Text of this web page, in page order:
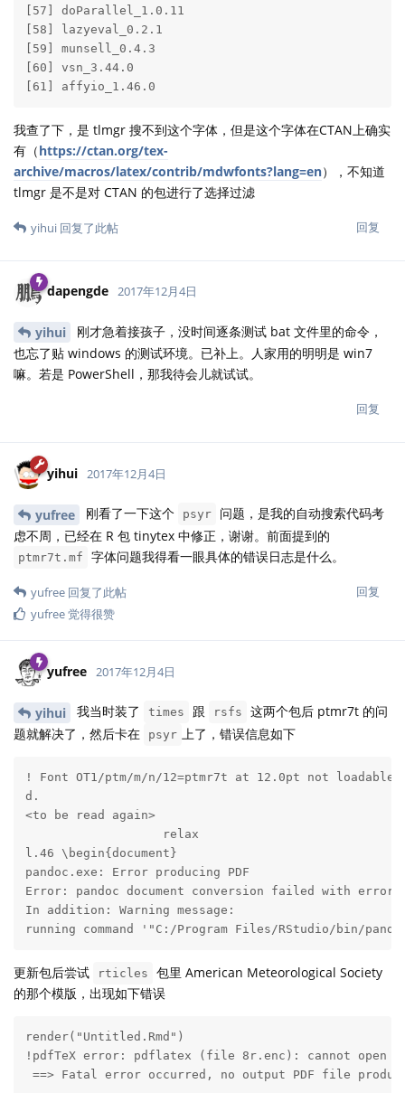
[57] doParallel_1.0.11
[58] lazyeval_0.2.1
[59] munsell_0.4.3
[60] vsn_3.44.0
[61] affyio_1.46.0
我查了下，是 tlmgr 搜不到这个字体，但是这个字体在CTAN上确实
有（https://ctan.org/tex-
archive/macros/latex/contrib/mdwfonts?lang=en），不知道
tlmgr 是不是对 CTAN 的包进行了选择过滤
回复
yihui 回复了此帖
dapengde 2017年12月4日
yihui
刚才急着接孩子，没时间逐条测试 bat 文件里的命令，
也忘了贴 windows 的测试环境。已补上。人家用的明明是 win7
嘛。若是 PowerShell，那我待会儿就试试。
回复
yihui 2017年12月4日
yufree 刚看了一下这个 psyr
问题，是我的自动搜索代码考
虑不周，已经在 R 包 tinytex 中修正，谢谢。前面提到的
ptmr7t.mf 字体问题我得看一眼具体的错误日志是什么。
回复
yufree 回复了此帖
yufree觉得很赞
yufree 2017年12月4日
yihui 我当时装了 times 跟 rsfs
这两个包后 ptmr7t 的问
题就解决了，然后卡在
psyr 上了，错误信息如下
! Font OT1/ptm/m/n/12=ptmr7t at 12.0pt not
d.
<to be read again>
                   relax
l.46 \begin{document}
pandoc.exe: Error producing PDF
Error: pandoc document conversion failed with error
In addition: Warning message:
running command '"C:/Program Files/RStudio/bin/
更新包后尝试 rticles
包里 American Meteorological Society
的那个模版，出现如下错误
render("Untitled.Rmd")
!pdfTeX error: pdflatex (file 8r.enc): cannot open
==> Fatal error occurred, no output PDF file